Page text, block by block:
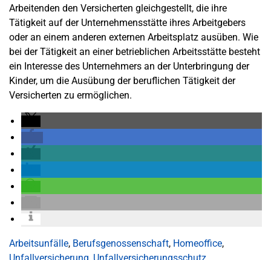
Arbeitenden den Versicherten gleichgestellt, die ihre
Tätigkeit auf der Unternehmensstätte ihres Arbeitgebers
oder an einem anderen externen Arbeitsplatz ausüben. Wie
bei der Tätigkeit an einer betrieblichen Arbeitsstätte besteht
ein Interesse des Unternehmers an der Unterbringung der
Kinder, um die Ausübung der beruflichen Tätigkeit der
Versicherten zu ermöglichen.
Arbeitsunfälle, Berufsgenossenschaft, Homeoffice,